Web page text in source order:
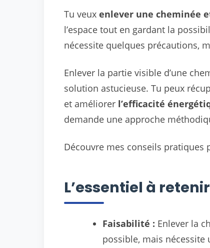
Tu veux enlever une cheminée
l’espace tout en gardant la
nécessite quelques précautions,
Enlever la partie visible d’une
solution astucieuse. Tu peux
et améliorer l’efficacité
demande une approche
Découvre mes conseils
L’essentiel à retenir
Faisabilité : Enlever la
possible, mais